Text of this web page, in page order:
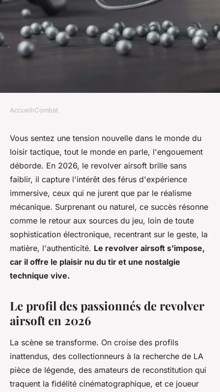
Pourquoi le revolver airsoft
séduit-il autant les passionnés
en 2026 ?
Clément•11 février 2026•10 min de lecture
Accueil›Combat
Vous sentez une tension nouvelle dans le monde du
loisir tactique, tout le monde en parle, l'engouement
déborde. En 2026, le revolver airsoft brille sans
faiblir, il capture l'intérêt des férus d'expérience
immersive, ceux qui ne jurent que par le réalisme
mécanique. Surprenant ou naturel, ce succès résonne
comme le retour aux sources du jeu, loin de toute
sophistication électronique, recentrant sur le geste, la
matière, l'authenticité. Le revolver airsoft s'impose,
car il offre le plaisir nu du tir et une nostalgie
technique vive.
Le profil des passionnés de revolver
airsoft en 2026
La scène se transforme. On croise des profils
inattendus, des collectionneurs à la recherche de LA
pièce de légende, des amateurs de reconstitution qui
traquent la fidélité cinématographique, et ce joueur